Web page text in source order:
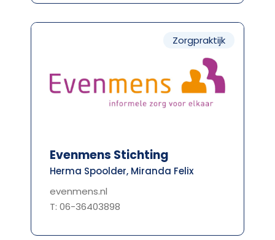
Zorgpraktijk
Evenmens Stichting
Herma Spoolder, Miranda Felix
evenmens.nl
T: 06-36403898